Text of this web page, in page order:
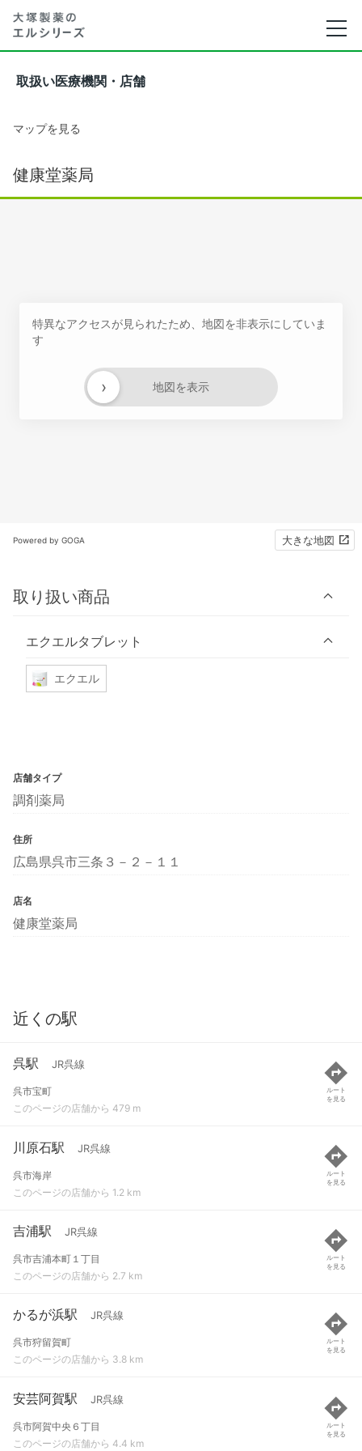
取扱い医療機関・店舗
マップを見る
健康堂薬局
特異なアクセスが見られたため、地図を非表示にしていま
す
地図を表示
›
Powered by GOGA 大きな地図
取り扱い商品
エクエルタブレット
エクエル
店舗タイプ
調剤薬局
住所
広島県呉市三条３－２－１１
店名
健康堂薬局
近くの駅
呉駅 JR呉線
呉市宝町
このページの店舗から 479 m
ルート
を見る
川原石駅 JR呉線
呉市海岸
このページの店舗から 1.2 km
ルート
を見る
吉浦駅 JR呉線
呉市吉浦本町１丁目
このページの店舗から 2.7 km
ルート
を見る
かるが浜駅 JR呉線
呉市狩留賀町
このページの店舗から 3.8 km
ルート
を見る
安芸阿賀駅 JR呉線
呉市阿賀中央６丁目
このページの店舗から 4.4 km
ルート
を見る